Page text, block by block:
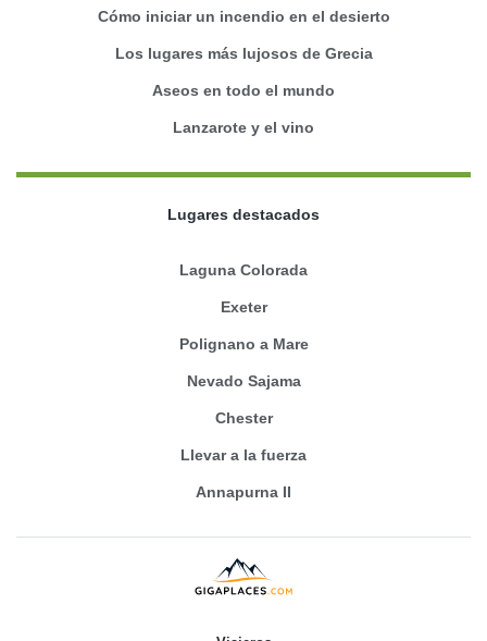
Cómo iniciar un incendio en el desierto
Los lugares más lujosos de Grecia
Aseos en todo el mundo
Lanzarote y el vino
Lugares destacados
Laguna Colorada
Exeter
Polignano a Mare
Nevado Sajama
Chester
Llevar a la fuerza
Annapurna II